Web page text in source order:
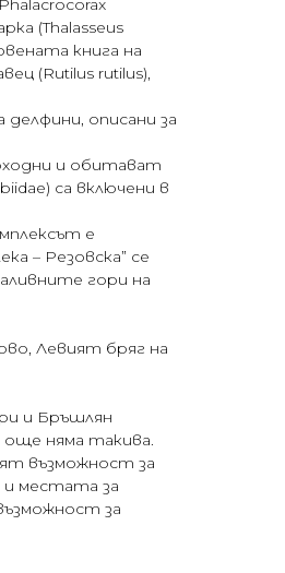
(Thalasseus
книга на
(Rutilus rutilus),
описани за
и обитават
са включени в
е
– Резовска” се
гори на
Левият бряг на
и Бръшлян
няма такива.
възможност за
и местата за
за